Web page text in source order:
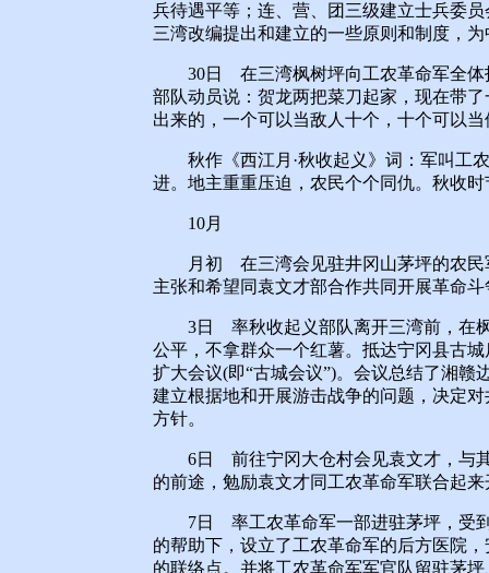
兵待遇平等；连、营、团三级建立士兵委
三湾改编提出和建立的一些原则和制度，
30日 在三湾枫树坪向工农革命军全体
部队动员说：贺龙两把菜刀起家，现在带
出来的，一个可以当敌人十个，十个可以
秋作《西江月·秋收起义》词：军叫工农
进。地主重重压迫，农民个个同仇。秋收
10月
月初 在三湾会见驻井冈山茅坪的农民
主张和希望同袁文才部合作共同开展革命
3日 率秋收起义部队离开三湾前，在枫
公平，不拿群众一个红薯。抵达宁冈县古
扩大会议(即“古城会议”)。会议总结了湘
建立根据地和开展游击战争的问题，决定
方针。
6日 前往宁冈大仓村会见袁文才，与其
的前途，勉励袁文才同工农革命军联合起
7日 率工农革命军一部进驻茅坪，受到
的帮助下，设立了工农革命军的后方医院
的联络点。并将工农革命军军官队留驻茅